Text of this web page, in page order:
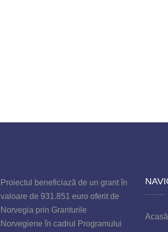
Proiectul beneficiază de un grant în
valoare de 931 .851 euro oferit de
Norvegia prin Granturile
Norvegiene în cadrul
Programului
Acasă